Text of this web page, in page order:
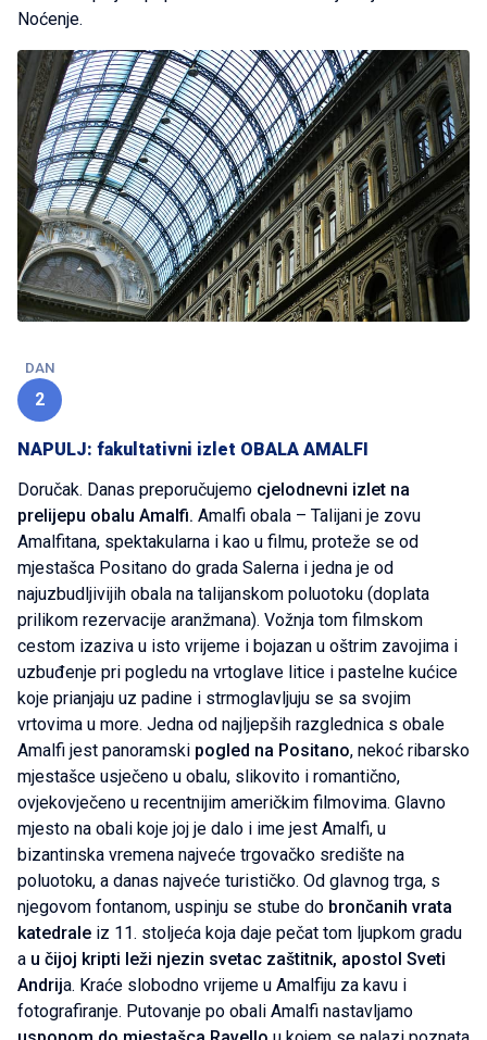
Noćenje.
DAN
2
NAPULJ: fakultativni izlet OBALA AMALFI
Doručak. Danas preporučujemo cjelodnevni izlet na
prelijepu obalu Amalfi. Amalfi obala – Talijani je zovu
Amalfitana, spektakularna i kao u filmu, proteže se od
mjestašca Positano do grada Salerna i jedna je od
najuzbudljivijih obala na talijanskom poluotoku (doplata
prilikom rezervacije aranžmana). Vožnja tom filmskom
cestom izaziva u isto vrijeme i bojazan u oštrim zavojima i
uzbuđenje pri pogledu na vrtoglave litice i pastelne kućice
koje prianjaju uz padine i strmoglavljuju se sa svojim
vrtovima u more. Jedna od najljepših razglednica s obale
Amalfi jest panoramski pogled na Positano, nekoć ribarsko
mjestašce usječeno u obalu, slikovito i romantično,
ovjekovječeno u recentnijim američkim filmovima. Glavno
mjesto na obali koje joj je dalo i ime jest Amalfi, u
bizantinska vremena najveće trgovačko središte na
poluotoku, a danas najveće turističko. Od glavnog trga, s
njegovom fontanom, uspinju se stube do brončanih vrata
katedrale iz 11. stoljeća koja daje pečat tom ljupkom gradu
a u čijoj kripti leži njezin svetac zaštitnik, apostol Sveti
Andrija. Kraće slobodno vrijeme u Amalfiju za kavu i
fotografiranje. Putovanje po obali Amalfi nastavljamo